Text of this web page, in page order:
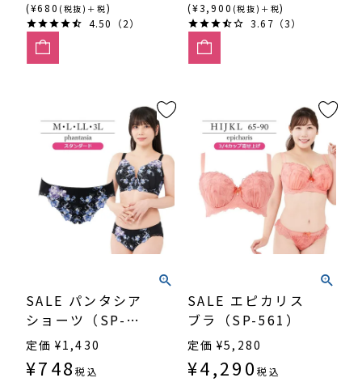
(¥680 (税抜)＋税)
4.50（2）
(¥3,900 (税抜)＋税)
3.67（3）
SALE パンタシア
ショーツ（SP-
562）
定価 ¥1,430
¥748税込
SALE エピカリス
ブラ（SP-561）
定価 ¥5,280
¥4,290 税込